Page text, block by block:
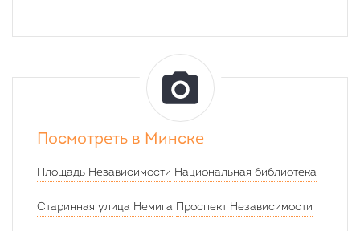
минута
Посмотреть в Минске
Площадь Независимости Национальная библиотека
Старинная улица Немига Проспект Независимости